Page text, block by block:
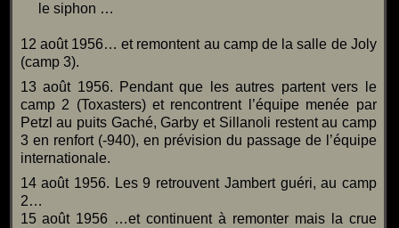
le siphon …
12 août 1956… et remontent au camp de la salle de Joly
(camp 3).
13 août 1956. Pendant que les autres partent vers le
camp 2 (Toxasters) et rencontrent l’équipe menée par
Petzl au puits Gaché, Garby et Sillanoli restent au camp
3 en renfort (-940), en prévision du passage de l’équipe
internationale.
14 août 1956. Les 9 retrouvent Jambert guéri, au camp
2…
15 août 1956 …et continuent à remonter mais la crue